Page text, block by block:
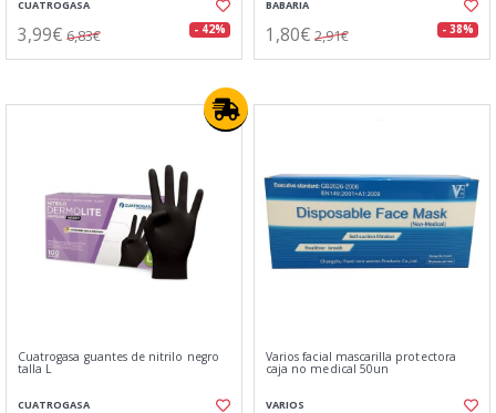
CUATROGASA
3,99€ 6,83€ - 42%
BABARIA
1,80€ 2,91€ - 38%
Cuatrogasa guantes de nitrilo negro
talla L
CUATROGASA
Varios facial mascarilla protectora
caja no medical 50un
VARIOS